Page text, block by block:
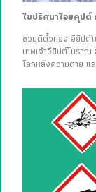
ไขปริศนาไอยคุปต์
ชวนตีตั๋วท่อง อียิปต์
เทพเจ้าอียิปต์โบรา
โลกหลังความตาย แ